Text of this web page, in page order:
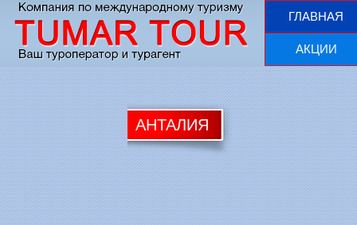
ГЛАВНАЯ
АКЦИИ
АНТАЛИЯ